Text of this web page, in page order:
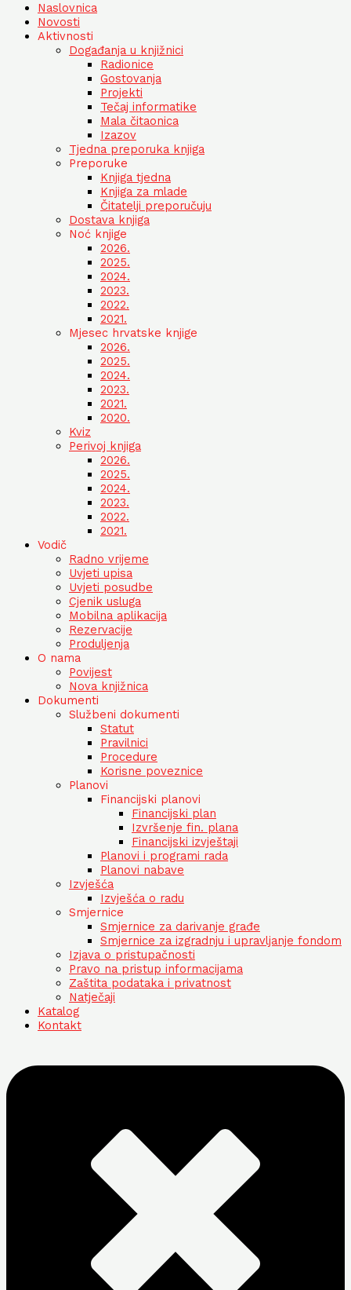
Naslovnica
Novosti
Aktivnosti
Događanja u knjižnici
Radionice
Gostovanja
Projekti
Tečaj informatike
Mala čitaonica
Izazov
Tjedna preporuka knjiga
Preporuke
Knjiga tjedna
Knjiga za mlade
Čitatelji preporučuju
Dostava knjiga
Noć knjige
2026.
2025.
2024.
2023.
2022.
2021.
Mjesec hrvatske knjige
2026.
2025.
2024.
2023.
2021.
2020.
Kviz
Perivoj knjiga
2026.
2025.
2024.
2023.
2022.
2021.
Vodič
Radno vrijeme
Uvjeti upisa
Uvjeti posudbe
Cjenik usluga
Mobilna aplikacija
Rezervacije
Produljenja
O nama
Povijest
Nova knjižnica
Dokumenti
Službeni dokumenti
Statut
Pravilnici
Procedure
Korisne poveznice
Planovi
Financijski planovi
Financijski plan
Izvršenje fin. plana
Financijski izvještaji
Planovi i programi rada
Planovi nabave
Izvješća
Izvješća o radu
Smjernice
Smjernice za darivanje građe
Smjernice za izgradnju i upravljanje fondom
Izjava o pristupačnosti
Pravo na pristup informacijama
Zaštita podataka i privatnost
Natječaji
Katalog
Kontakt